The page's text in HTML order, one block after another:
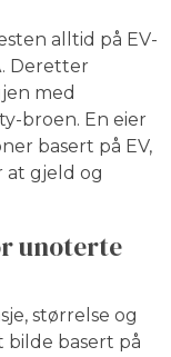
alltid på EV-
Deretter
med
broen. En eier
basert på EV,
at gjeld og
unoterte
størrelse og
bilde basert på